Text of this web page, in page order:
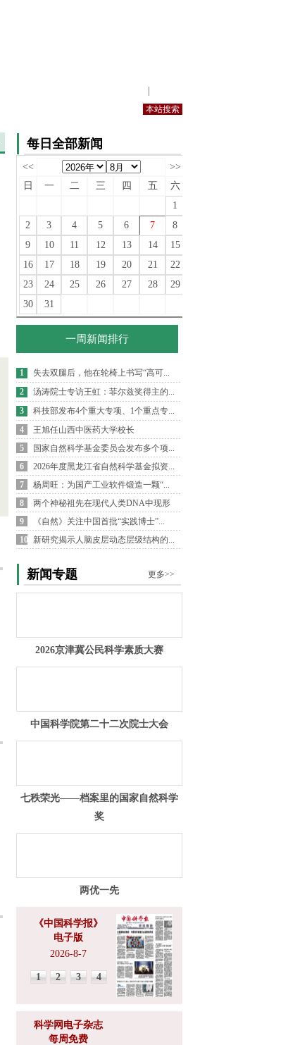
每日全部新闻
<<
>>
日
一 二 三 四 五
六
1
2
3 4 5 6 7
8
9
10 11 12 13 14
15
16
17 18 19 20 21
22
23
24 25 26 27 28
29
30
31
一周新闻排行
1
失去双腿后，他在轮椅上书写“高可...
2
汤涛院士专访王虹：菲尔兹奖得主的...
3
科技部发布4个重大专项、1个重点专...
4
王旭任山西中医药大学校长
5
国家自然科学基金委员会发布多个项...
6
2026年度黑龙江省自然科学基金拟资...
7
杨周旺：为国产工业软件锻造一颗“...
8
两个神秘祖先在现代人类DNA中现形
9
《自然》关注中国首批“实践博士”...
10
新研究揭示人脑皮层动态层级结构的...
新闻专题 更多>>
2026京津冀公民科学素质大赛
中国科学院第二十二次院士大会
七秩荣光——档案里的国家自然科学
奖
两优一先
《中国科学报》
电子版
2026-8-7
1 2 3 4
科学网电子杂志
每周免费